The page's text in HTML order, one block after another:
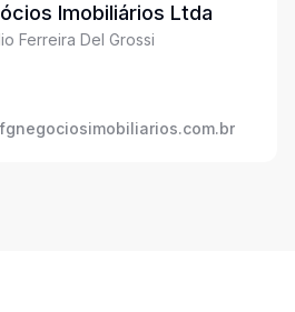
Imobiliários Ltda
Ferreira Del Grossi